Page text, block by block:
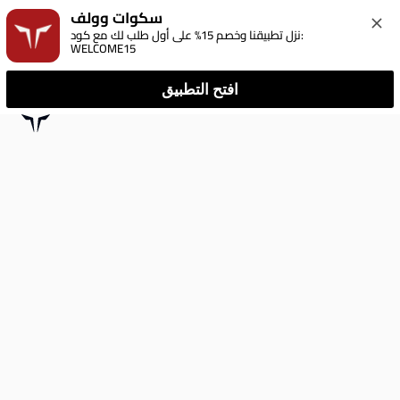
سكوات وولف
نزل تطبيقنا وخصم 15% على أول طلب لك مع كود:
WELCOME15
افتح التطبيق